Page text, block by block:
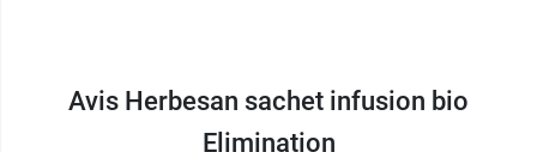
dépuratives. Ilaide l’organisme à éliminer les
tout en participant à le purifier, entretient
Avis Herbesan sachet infusion bio
Elimination